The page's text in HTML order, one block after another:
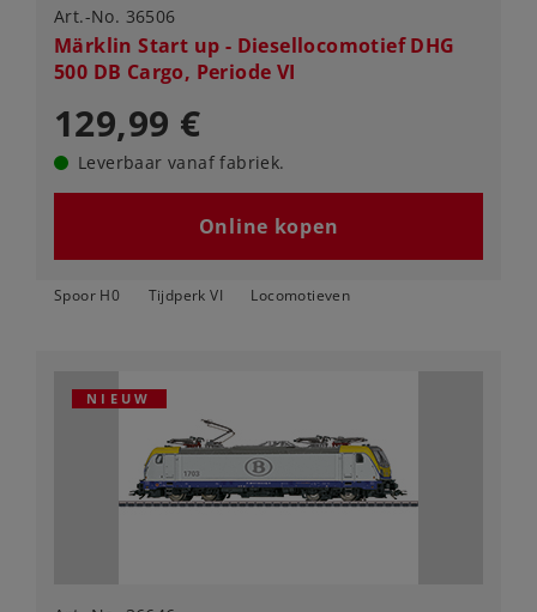
Art.-No. 36506
Märklin Start up - Diesellocomotief DHG
500 DB Cargo, Periode VI
129,99 €
Leverbaar vanaf fabriek.
Online kopen
Spoor H0 Tijdperk VI Locomotieven
NIEUW